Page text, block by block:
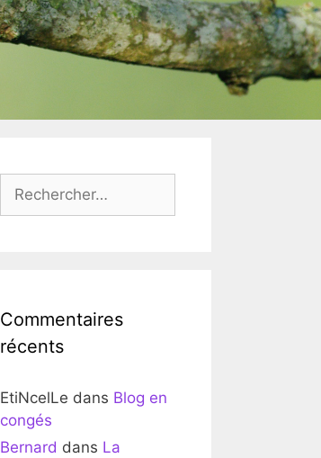
Commentaires
récents
EtiNcelLe dans Blog en
congés
Bernard dans La